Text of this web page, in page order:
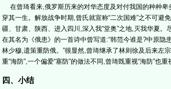
在曾琦看来,俄罗斯历来的对华态度及对付我国的种种
穿其一生。解放战争时期,曾氏就宣称“二次国难”之不可
疆、甘肃、陕西、进入四川,深入我“堂奥”之地,灭我华夏
在其名为《俄患》的一首诗中曾写道:“韩范今谁是?中原
林少穆,遗策重防俄。”很显然,曾琦继承了林则徐及后来左
重“海防”,一个偏爱“塞防”的做法不同,曾琦既重视“海防”也重
四、小结